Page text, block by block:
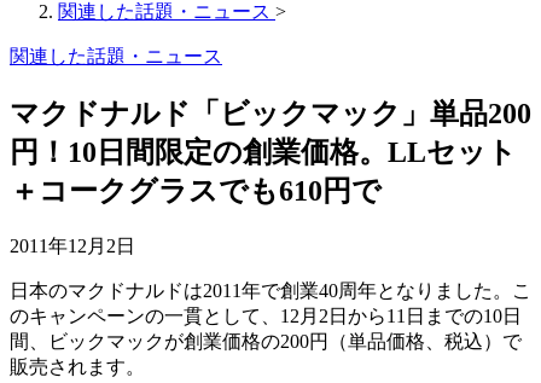
関連した話題・ニュース >
関連した話題・ニュース
マクドナルド「ビックマック」単品200
円！10日間限定の創業価格。LLセット
＋コークグラスでも610円で
2011年12月2日
日本のマクドナルドは2011年で創業40周年となりました。こ
のキャンペーンの一貫として、12月2日から11日までの10日
間、ビックマックが創業価格の200円（単品価格、税込）で
販売されます。